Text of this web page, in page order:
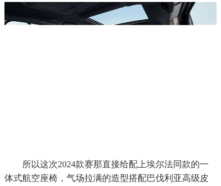
所以这次2024款赛那直接给配上埃尔法同款的一
体式航空座椅，气场拉满的造型搭配巴伐利亚高级皮